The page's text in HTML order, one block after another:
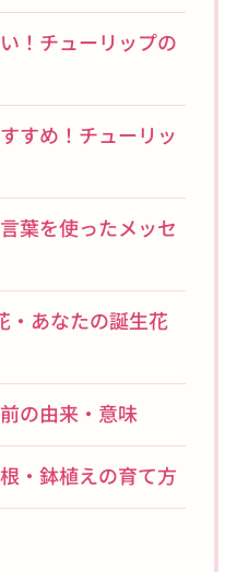
！チューリップの
すめ！チューリッ
葉を使ったメッセ
・あなたの誕生花
の由来・意味
・鉢植えの育て方